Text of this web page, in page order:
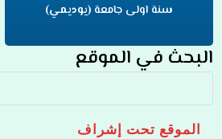
سنة اولى جامعة (يوديمي)
البحث في الموقع
الموقع تحت إشراف